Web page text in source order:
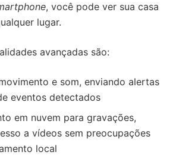
, você pode ver sua casa
lugar.
avançadas são:
e som, enviando alertas
eventos detectados
em nuvem para gravações,
a vídeos sem preocupações
local